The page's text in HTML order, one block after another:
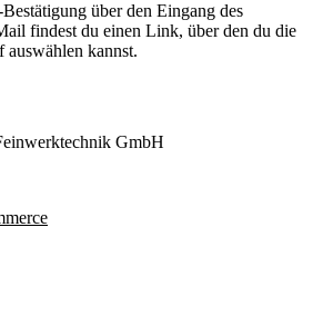
über den Eingang des
findest du einen Link, über den du die
kannst.
GmbH